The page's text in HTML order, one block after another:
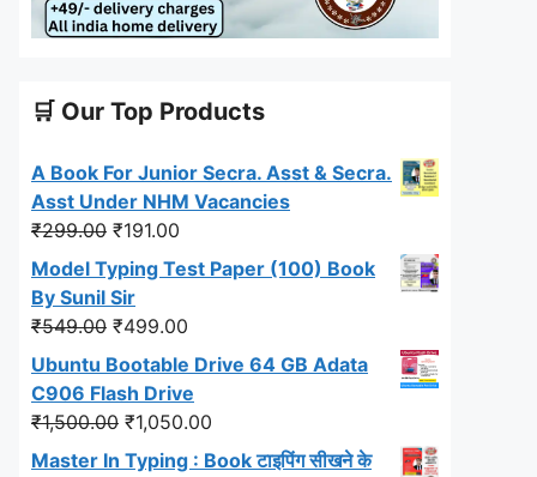
🛒 Our Top Products
A Book For Junior Secra. Asst & Secra.
Asst Under NHM Vacancies
₹299.00 Original
price
was:
₹299.00.
₹191.00
price
₹191.00.
Model Typing Test Paper (100) Book
By Sunil Sir
₹549.00 Original
price
was:
₹549.00.
₹499.00
price
₹499.00.
Ubuntu Bootable Drive 64 GB Adata
C906 Flash Drive
₹1,500.00 Original
price
₹1,050.00
price
Master In Typing : Book टाइपिंग सीखने के